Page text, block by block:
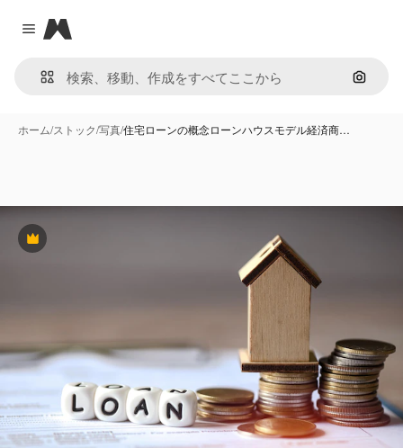
Close menu
Magnific
画像で
ホーム/ストック/写真/住宅ローンの概念ローンハウスモデル経済商…
Premium